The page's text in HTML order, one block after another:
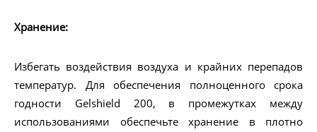
Хранение:
Избегать воздействия воздуха и крайних перепадов
температур. Для обеспечения полноценного срока
годности Gelshield 200, в промежутках между
использованиями обеспечьте хранение в плотно